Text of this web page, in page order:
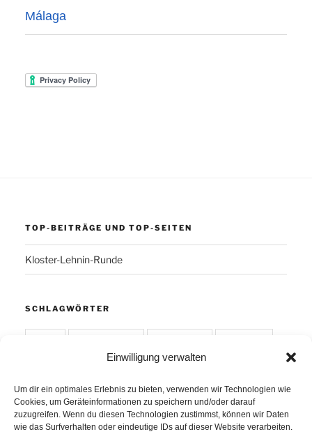
Einwilligung verwalten
Um dir ein optimales Erlebnis zu bieten, verwenden wir Technologien wie
Cookies, um Geräteinformationen zu speichern und/oder darauf
zuzugreifen. Wenn du diesen Technologien zustimmst, können wir Daten
wie das Surfverhalten oder eindeutige IDs auf dieser Website verarbeiten.
Málaga
TOP-BEITRÄGE UND TOP-SEITEN
Kloster-Lehnin-Runde
SCHLAGWÖRTER
Kuba Laufen Los Angeles
Minusgrade PowerBar Produkte Ruhlsdorf
Tiri